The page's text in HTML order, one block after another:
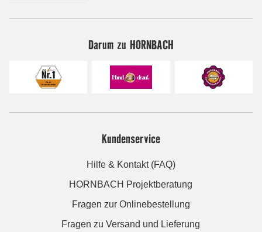
Darum zu HORNBACH
Kundenservice
Hilfe & Kontakt (FAQ)
HORNBACH Projektberatung
Fragen zur Onlinebestellung
Fragen zu Versand und Lieferung